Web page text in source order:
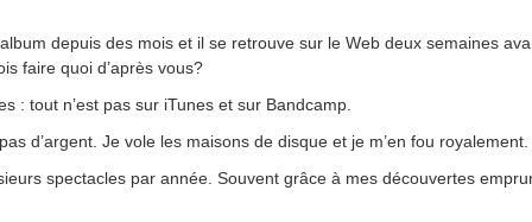
depuis des mois et il se retrouve sur le Web deux semaines
faire quoi d’après vous?
: tout n’est pas sur iTunes et sur Bandcamp.
d’argent. Je vole les maisons de disque et je m’en fou royalement.
spectacles par année. Souvent grâce à mes découvertes